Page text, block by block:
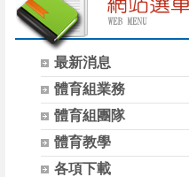
最新消息
體育組業務
體育組團隊
體育教學
各項下載